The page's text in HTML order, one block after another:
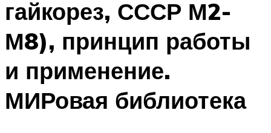
гайкорез, СССР М2-
М8), принцип работы
и применение.
МИРовая библиотека